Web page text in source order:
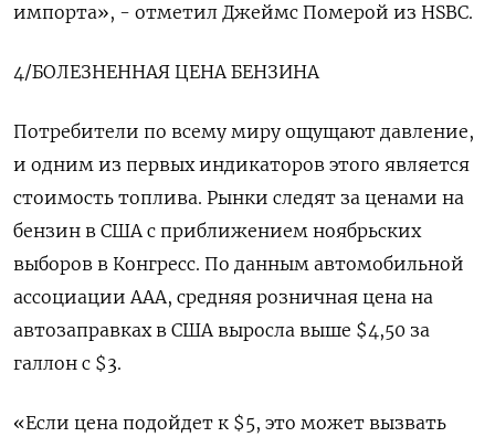
импорта», - отметил Джеймс ​Померой из HSBC.
4/БОЛЕЗНЕННАЯ ЦЕНА БЕНЗИНА
Потребители по всему миру ​ощущают давление,
и одним из первых индикаторов ‌этого является
стоимость топлива. Рынки следят за ценами на
бензин в США с приближением ноябрьских
выборов в Конгресс. По данным автомобильной
ассоциации ААА, средняя розничная цена на
автозаправках в США ​выросла выше $4,50 за
галлон с $3.
«Если цена подойдет к $5, это может вызвать